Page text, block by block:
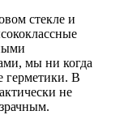
стекле и
мы ни когда
герметики. В
не